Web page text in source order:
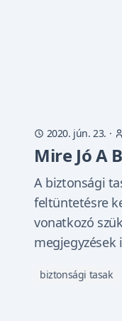
2020. jún. 23. ·
Mire Jó A
A biztonsági
feltüntetésre
vonatkozó
megjegyzések
biztonsági tasak